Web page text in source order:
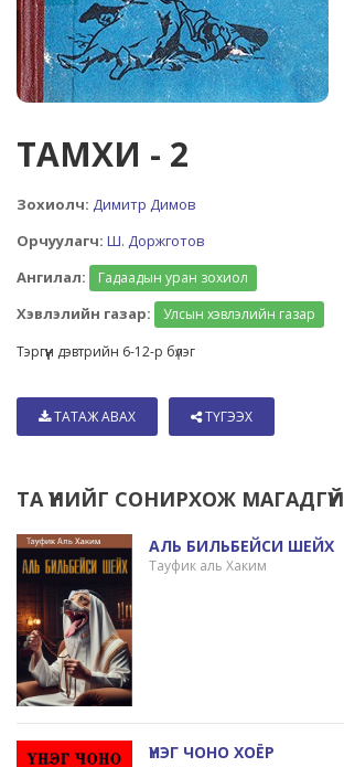
ТАМХИ - 2
Зохиолч: Димитр Димов
Орчуулагч: Ш. Доржготов
Ангилал:
Гадаадын уран зохиол
Хэвлэлийн газар:
Улсын хэвлэлийн газар
Тэргүүн дэвтрийн 6-12-р бүлэг
ТАТАЖ АВАХ ТҮГЭЭХ
ТА ҮҮНИЙГ СОНИРХОЖ МАГАДГҮЙ
АЛЬ БИЛЬБЕЙСИ ШЕЙХ
Тауфик аль Хаким
ҮНЭГ ЧОНО ХОЁР